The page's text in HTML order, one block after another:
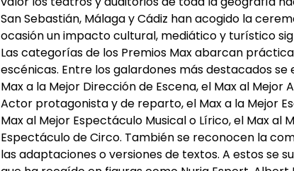
San Sebastián, Málaga y Cádiz han acogido la
ocasión un impacto cultural, mediático y turístico
Las categorías de los Premios Max abarcan
escénicas. Entre los galardones más destacados
Max a la Mejor Dirección de Escena, el Max al
Actor protagonista y de reparto, el Max a la Mejor
Max al Mejor Espectáculo Musical o Lírico, el Max al
Espectáculo de Circo. También se reconocen la
las adaptaciones o versiones de textos. A estos se